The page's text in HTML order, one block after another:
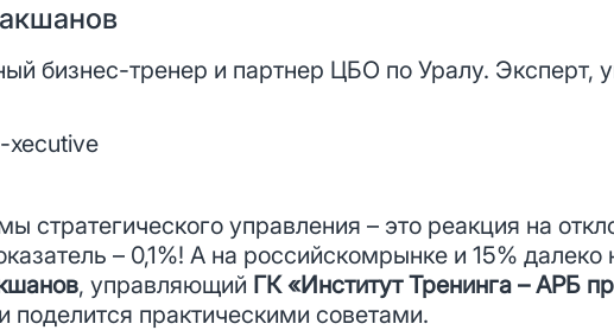
бизнес-тренер и партнер ЦБО по Уралу. Эксперт,
xecutive
стратегического управления – это реакция на
– 0,1%! А на российскомрынке и 15%
, управляющий ГК «Институт Тренинга – АРБ
поделится практическими советами.